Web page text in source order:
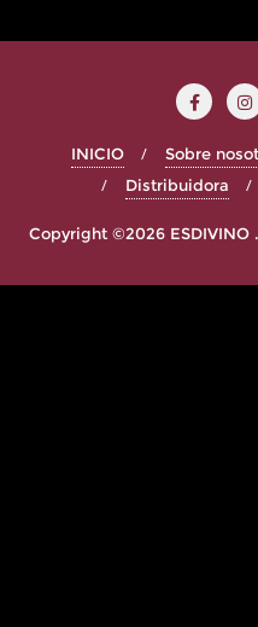
INICIO Sobre
Distribuidora
Copyright ©2026 ESDIVINO